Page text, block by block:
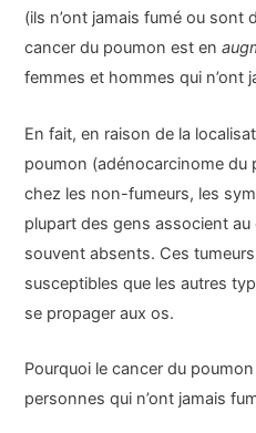
(ils n’ont jamais fumé ou sont
cancer du poumon est en
femmes et hommes qui n’ont
En fait, en raison de la
poumon (adénocarcinome du
chez les non-fumeurs, les
plupart des gens associent
souvent absents. Ces
susceptibles que les autres
se propager aux os.
Pourquoi le cancer du
personnes qui n’ont jamais